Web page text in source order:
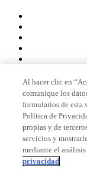
Miembro de
Acreditaciones
Al hacer clic en
comunique los
formularios de esta
Política de
propias y de
servicios y
mediante el
privacidad